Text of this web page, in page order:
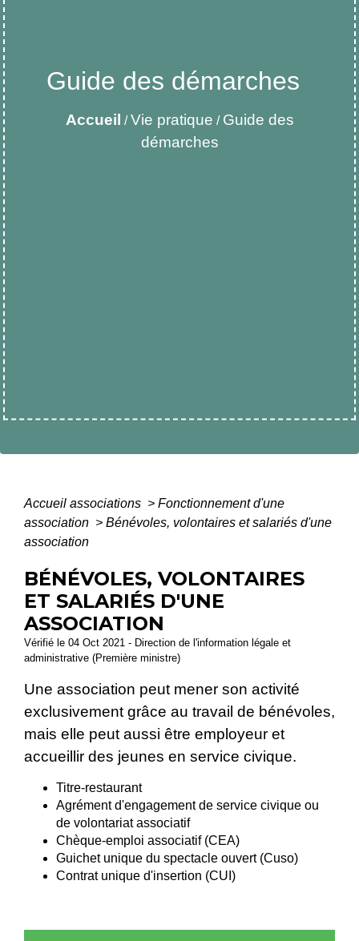
Guide des démarches
Accueil /Vie pratique / Guide des
démarches
Accueil associations > Fonctionnement d'une
association > Bénévoles, volontaires et salariés d'une
association
BÉNÉVOLES, VOLONTAIRES
ET SALARIÉS D'UNE
ASSOCIATION
Vérifié le 04 Oct 2021 - Direction de l'information légale et
administrative (Première ministre)
Une association peut mener son activité
exclusivement grâce au travail de bénévoles,
mais elle peut aussi être employeur et
accueillir des jeunes en service civique.
Titre-restaurant
Agrément d'engagement de service civique ou
de volontariat associatif
Chèque-emploi associatif (CEA)
Guichet unique du spectacle ouvert (Cuso)
Contrat unique d'insertion (CUI)